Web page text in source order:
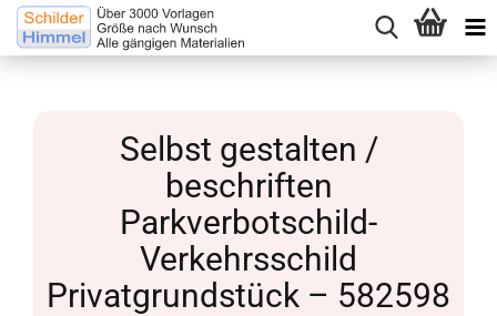
Selbst gestalten /
beschriften
Parkverbotschild-
Verkehrsschild
Privatgrundstück – 582598